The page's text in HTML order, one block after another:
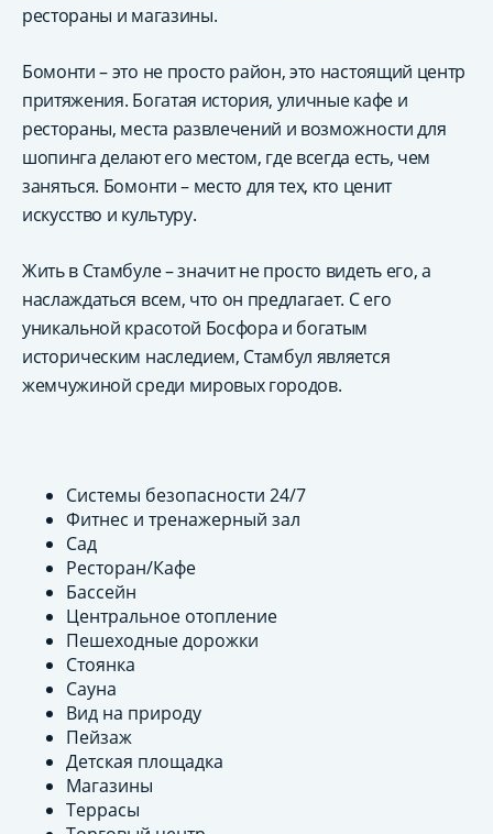
рестораны и магазины.
Бомонти – это не просто район, это настоящий центр
притяжения. Богатая история, уличные кафе и
рестораны, места развлечений и возможности для
шопинга делают его местом, где всегда есть, чем
заняться. Бомонти – место для тех, кто ценит
искусство и культуру.
Жить в Стамбуле – значит не просто видеть его, а
наслаждаться всем, что он предлагает. С его
уникальной красотой Босфора и богатым
историческим наследием, Стамбул является
жемчужиной среди мировых городов.
Системы безопасности 24/7
Фитнес и тренажерный зал
Сад
Ресторан/Кафе
Бассейн
Центральное отопление
Пешеходные дорожки
Стоянка
Сауна
Вид на природу
Пейзаж
Детская площадка
Магазины
Террасы